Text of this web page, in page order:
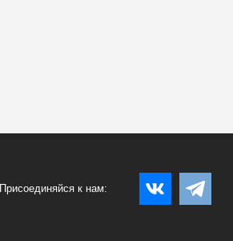
Присоединяйся к нам: